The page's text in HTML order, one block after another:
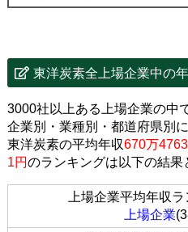
東洋炭素全上場企業中の
3000社以上ある上場企業の中
企業別・業種別・都道府県別
東洋炭素の平均年収670万
1円のランキングは以下の結果
上場企業平均年収ラ
上場企業